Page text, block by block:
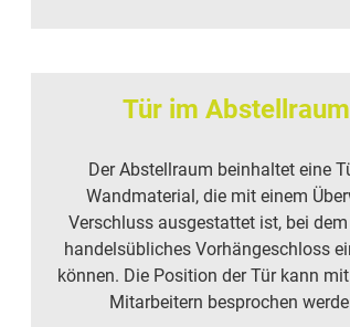
Tür im Abstellraum
Der Abstellraum beinhaltet eine
Wandmaterial, die mit einem
Verschluss ausgestattet ist, bei dem
handelsübliches Vorhängeschloss
können. Die Position der Tür kann
Mitarbeitern besprochen